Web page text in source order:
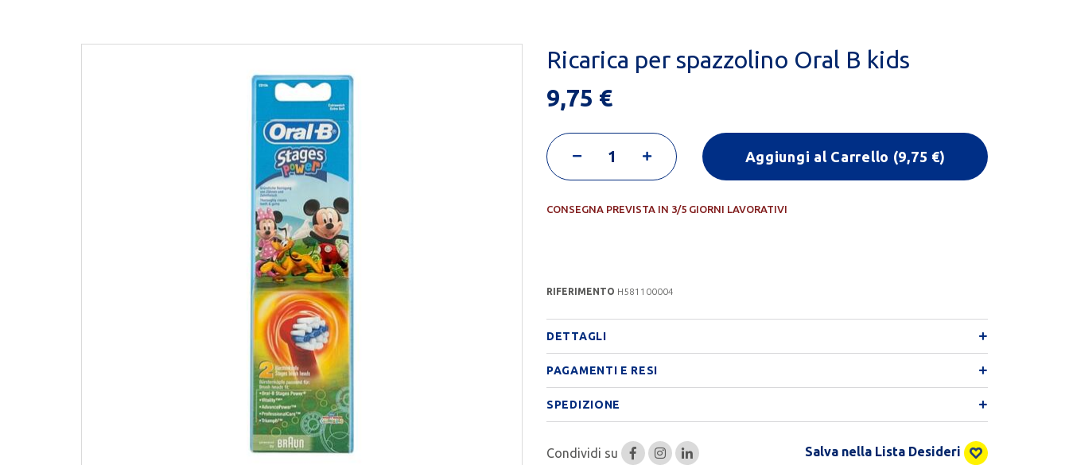
Ricarica per spazzolino Oral B kids
9,75 €
Aggiungi al Carrello (9,75 €)
CONSEGNA PREVISTA IN 3/5 GIORNI LAVORATIVI
RIFERIMENTO H581100004
DETTAGLI
PAGAMENTI E RESI
SPEDIZIONE
Condividi su Salva nella Lista Desideri